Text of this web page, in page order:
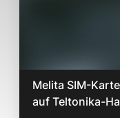
Melita SIM-
auf Teltonika-